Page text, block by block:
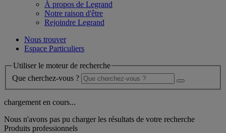
À propos de Legrand
Notre raison d'être
Rejoindre Legrand
Nous trouver
Espace Particuliers
Utiliser le moteur de recherche
Que cherchez-vous ?
chargement en cours...
Nous n'avons pas pu charger les résultats de votre recherche
Produits professionnels